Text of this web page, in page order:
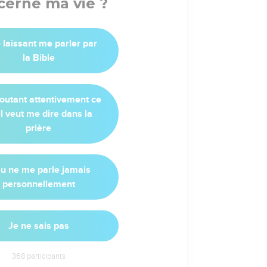
ma vie ?
laissant me parler par
la Bible
attentivement ce
veut me dire dans la
prière
ne me parle jamais
personnellement
Je ne sais pas
368participants